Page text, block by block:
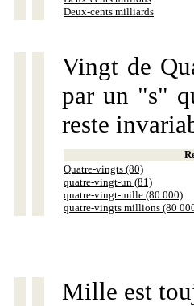
Deux-cents milliards
Vingt de
par un "s"
reste
Quatre-vingts (80)
quatre-vingt-un (81)
quatre-vingt-mille (80 000)
quatre-vingts millions (80
Mille est